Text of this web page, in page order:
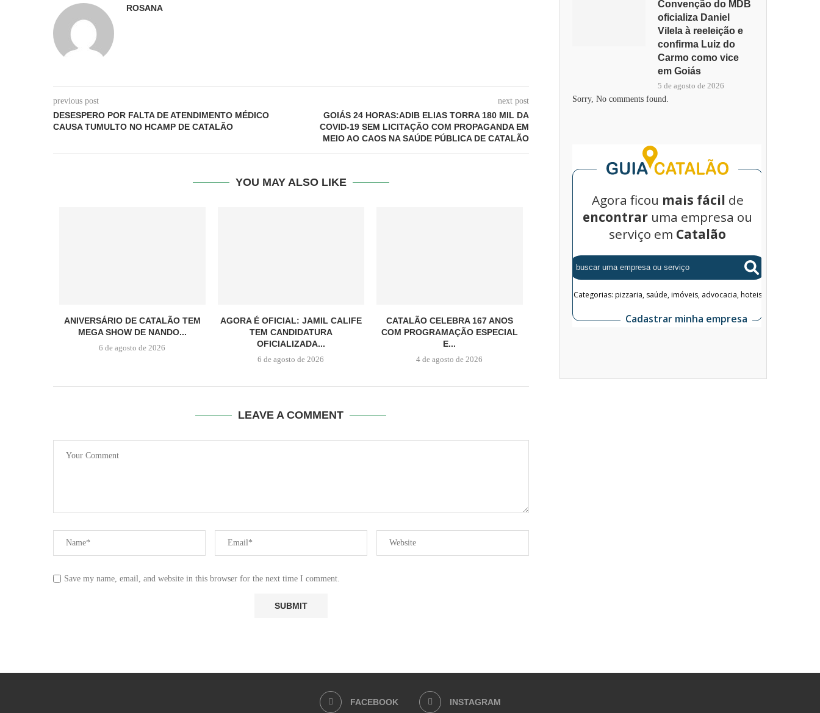
ROSANA
previous post
DESESPERO POR FALTA DE ATENDIMENTO MÉDICO
CAUSA TUMULTO NO HCAMP DE CATALÃO
next post
GOIÁS 24 HORAS:ADIB ELIAS TORRA 180 MIL DA
COVID-19 SEM LICITAÇÃO COM PROPAGANDA EM
MEIO AO CAOS NA SAÚDE PÚBLICA DE CATALÃO
YOU MAY ALSO LIKE
ANIVERSÁRIO DE CATALÃO TEM
MEGA SHOW DE NANDO...
6 de agosto de 2026
AGORA É OFICIAL: JAMIL CALIFE
TEM CANDIDATURA
OFICIALIZADA...
6 de agosto de 2026
CATALÃO CELEBRA 167 ANOS
COM PROGRAMAÇÃO ESPECIAL
E...
4 de agosto de 2026
LEAVE A COMMENT
Save my name, email, and website in this browser for the next time I comment.
Convenção do MDB
oficializa Daniel
Vilela à reeleição e
confirma Luiz do
Carmo como vice
em Goiás
5 de agosto de 2026
Sorry, No comments found.
FACEBOOK INSTAGRAM